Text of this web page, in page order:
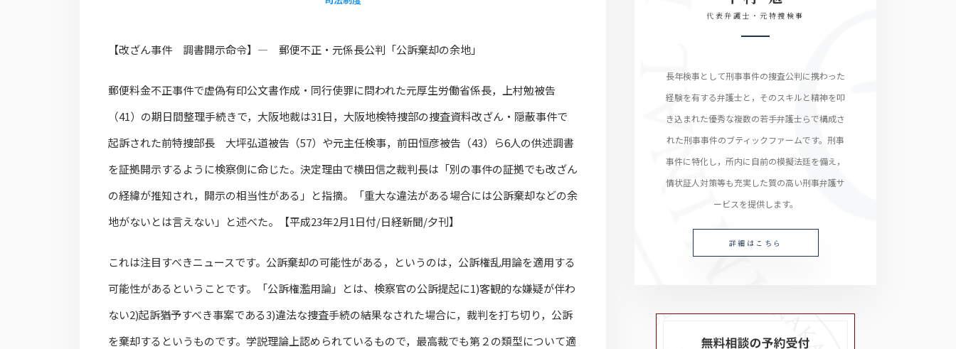
【改ざん事件 調書開示命令】― 郵便不正・元係長公判「公訴棄却の余地」
郵便料金不正事件で虚偽有印公文書作成・同行使罪に問われた元厚生労働省係長，上村勉被告
（41）の期日間整理手続きで，大阪地裁は31日，大阪地検特捜部の捜査資料改ざん・隠蔽事件で
起訴された前特捜部長 大坪弘道被告（57）や元主任検事，前田恒彦被告（43）ら6人の供述調書
を証拠開示するように検察側に命じた。決定理由で横田信之裁判長は「別の事件の証拠でも改ざん
の経緯が推知され，開示の相当性がある」と指摘。「重大な違法がある場合には公訴棄却などの余
地がないとは言えない」と述べた。【平成23年2月1日付/日経新聞/夕刊】
これは注目すべきニュースです。公訴棄却の可能性がある，というのは，公訴権乱用論を適用する
可能性があるということです。「公訴権濫用論」とは、検察官の公訴提起に1)客観的な嫌疑が伴わ
ない2)起訴猶予すべき事案である3)違法な捜査手続の結果なされた場合に，裁判を打ち切り，公訴
を棄却するというものです。学説理論上認められているもので，最高裁でも第２の類型について適
代表弁護士・元特捜検事
長年検事として刑事事件の捜査公判に携わった
経験を有する弁護士と，そのスキルと精神を叩
き込まれた優秀な複数の若手弁護士らで構成さ
れた刑事事件のブティックファームです。刑事
事件に特化し，所内に自前の模擬法廷を備え，
情状証人対策等も充実した質の高い刑事弁護サ
ービスを提供します。
詳細はこちら